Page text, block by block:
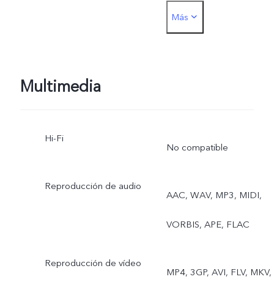
submarina
Más
Multimedia
Hi-Fi
No compatible
Reproducción de audio
AAC, WAV, MP3, MIDI,
VORBIS, APE, FLAC
Reproducción de vídeo
MP4, 3GP, AVI, FLV, MKV,